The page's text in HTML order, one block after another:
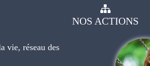
NOS ACTIONS
vie, réseau des